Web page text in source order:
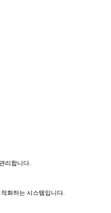
리합니다.
화하는 시스템입니다.